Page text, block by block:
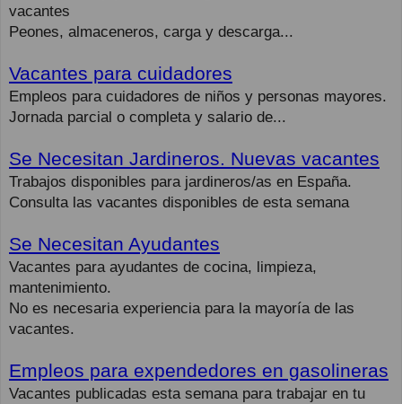
vacantes
Peones, almaceneros, carga y descarga...
Vacantes para cuidadores
Empleos para cuidadores de niños y personas mayores.
Jornada parcial o completa y salario de...
Se Necesitan Jardineros. Nuevas vacantes
Trabajos disponibles para jardineros/as en España.
Consulta las vacantes disponibles de esta semana
Se Necesitan Ayudantes
Vacantes para ayudantes de cocina, limpieza,
mantenimiento.
No es necesaria experiencia para la mayoría de las
vacantes.
Empleos para expendedores en gasolineras
Vacantes publicadas esta semana para trabajar en tu